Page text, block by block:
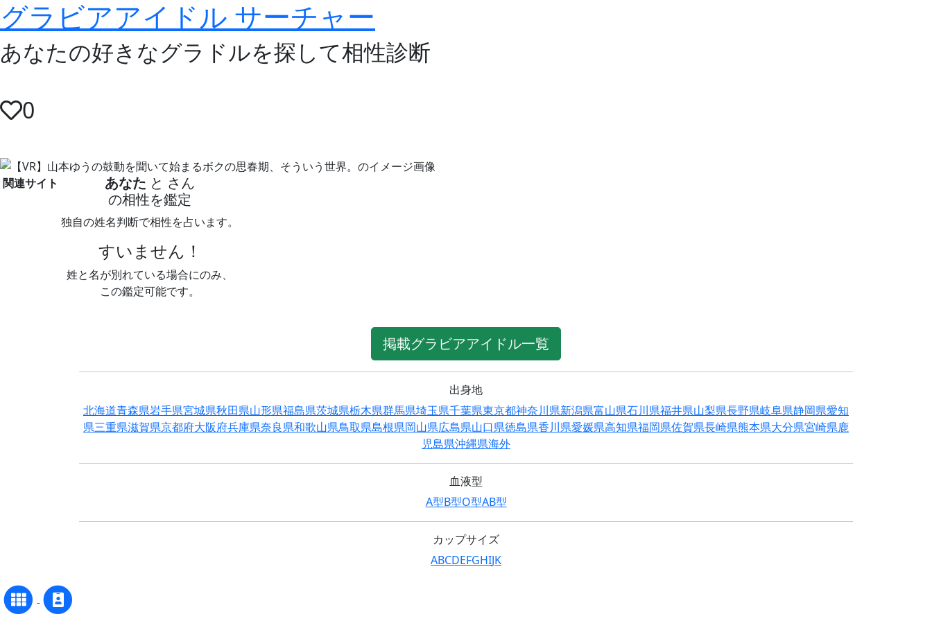
グラビアアイドル サーチャー
あなたの好きなグラドルを探して相性診断
0
関連サイト あなた と さん
の相性を鑑定
独自の姓名判断で相性を占います。
すいません！
姓と名が別れている場合にのみ、
この鑑定可能です。
掲載グラビアアイドル一覧
出身地
北海道青森県岩手県宮城県秋田県山形県福島県茨城県栃木県群馬県埼玉県千葉県東京都神奈川県新潟県富山県石川県福井県山梨県長野県岐阜県静岡県愛知
県三重県滋賀県京都府大阪府兵庫県奈良県和歌山県鳥取県島根県岡山県広島県山口県徳島県香川県愛媛県高知県福岡県佐賀県長崎県熊本県大分県宮崎県鹿
児島県沖縄県海外
血液型
A型B型O型AB型
カップサイズ
ABCDEFGHIJK